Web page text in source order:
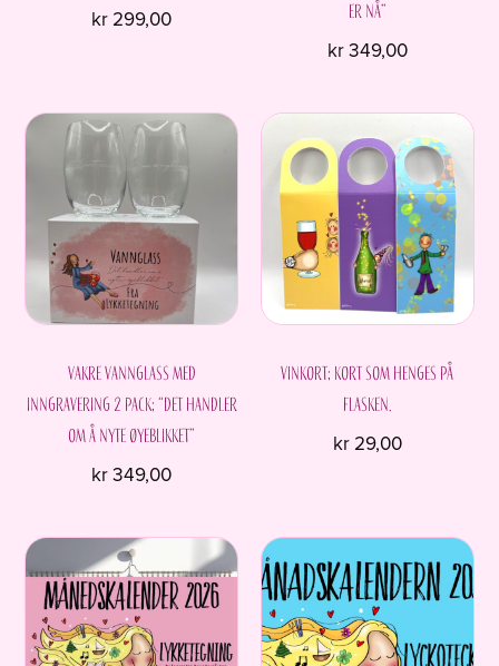
kr 299,00
er nå”
kr349,00
Vakre vannglass med
inngravering 2 pack; “Det handler
om å nyte øyeblikket”
kr349,00
Vinkort; kort som henges på
flasken.
kr29,00
har
flere
varianter.
Alternativene
kan